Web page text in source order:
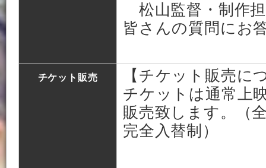
松山監督・制作
皆さんの質問にお
チケット販売
【チケット販売に
チケットは通常上
販売致します。（
完全入替制）